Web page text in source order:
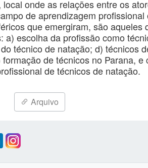
local onde as relações entre os
de aprendizagem
que emergiram, são
a) escolha da profissão como
técnico de natação; d) técnicos
de técnicos no Parana,
de técnicos de natação.
Arquivo